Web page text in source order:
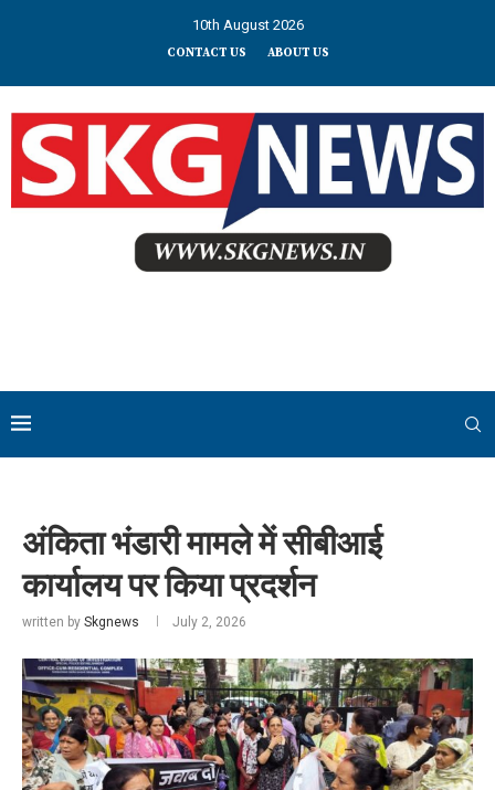
10th August 2026
CONTACT US ABOUT US
अंकिता भंडारी मामले में सीबीआई
कार्यालय पर किया प्रदर्शन
written by Skgnews July 2, 2026